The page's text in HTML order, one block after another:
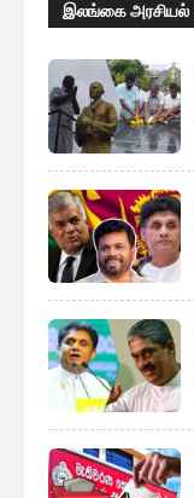
இலங்கை அரசியல்